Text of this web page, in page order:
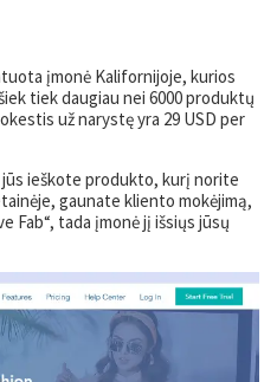
įmonė Kalifornijoje, kurios
tiek daugiau nei 6000 produktų
už narystę yra 29 USD per
jūs ieškote produkto, kurį norite
gaunate kliento mokėjimą,
Fab“, tada įmonė jį išsiųs jūsų